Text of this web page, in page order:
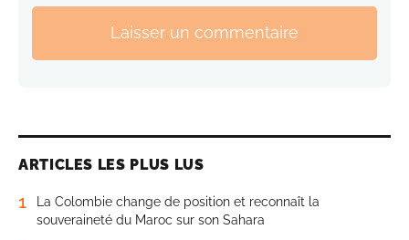
Laisser un commentaire
ARTICLES LES PLUS LUS
1
La Colombie change de position et reconnaît la
souveraineté du Maroc sur son Sahara